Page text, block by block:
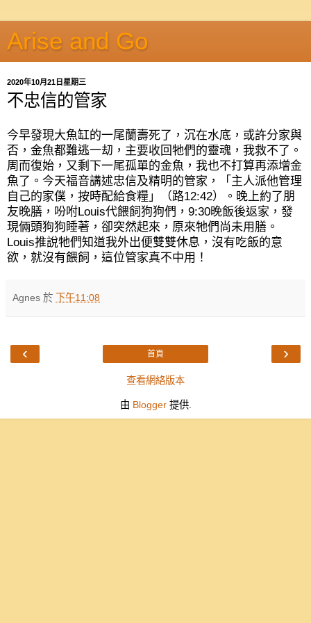
Arise and Go
2020年10月21日星期三
不忠信的管家
今早發現大魚缸的一尾蘭壽死了，沉在水底，或許分家與
否，金魚都難逃一刧，主要收回牠們的靈魂，我救不了。
周而復始，又剩下一尾孤單的金魚，我也不打算再添增金
魚了。今天福音講述忠信及精明的管家，「主人派他管理
自己的家僕，按時配給食糧」（路12:42）。晚上約了朋
友晚膳，吩咐Louis代餵飼狗狗們， 9:30晚飯後返家，發
現倆頭狗狗睡著，卻突然起來，原來牠們尚未用膳。
Louis推說牠們知道我外出便雙雙休息，沒有吃飯的意
欲，就沒有餵飼，這位管家真不中用！
Agnes 於 下午11:08
‹ ›
首頁
查看網絡版本
由 Blogger提供.